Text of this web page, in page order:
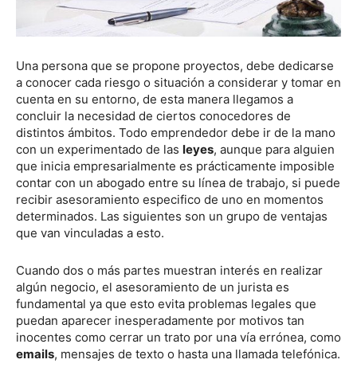
Una persona que se propone proyectos, debe dedicarse
a conocer cada riesgo o situación a considerar y tomar en
cuenta en su entorno, de esta manera llegamos a
concluir la necesidad de ciertos conocedores de
distintos ámbitos. Todo emprendedor debe ir de la mano
con un experimentado de las leyes, aunque para alguien
que inicia empresarialmente es prácticamente imposible
contar con un abogado entre su línea de trabajo, si puede
recibir asesoramiento especifico de uno en momentos
determinados. Las siguientes son un grupo de ventajas
que van vinculadas a esto.
Cuando dos o más partes muestran interés en realizar
algún negocio, el asesoramiento de un jurista es
fundamental ya que esto evita problemas legales que
puedan aparecer inesperadamente por motivos tan
inocentes como cerrar un trato por una vía errónea, como
emails, mensajes de texto o hasta una llamada telefónica.